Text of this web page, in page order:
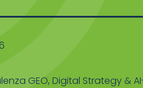
GEO, Digital Strategy &